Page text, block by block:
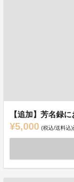
【追加】芳名録
¥5,000 (税込/送料込)